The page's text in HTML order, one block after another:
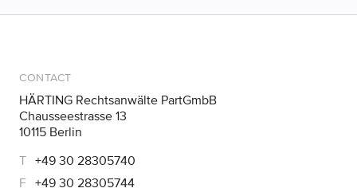
CONTACT
HÄRTING Rechtsanwälte PartGmbB
Chausseestrasse 13
10115 Berlin
+49 30 28305740
+49 30 28305744